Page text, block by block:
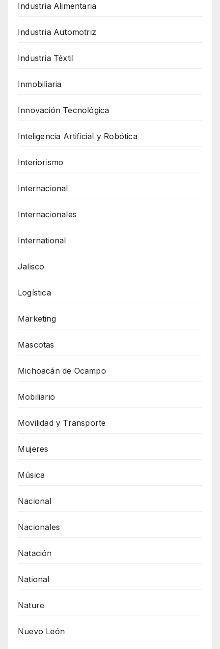
Industria Alimentaria
Industria Automotriz
Industria Téxtil
Inmobiliaria
Innovación Tecnológica
Inteligencia Artificial y Robótica
Interiorismo
Internacional
Internacionales
International
Jalisco
Logística
Marketing
Mascotas
Michoacán de Ocampo
Mobiliario
Movilidad y Transporte
Mujeres
Música
Nacional
Nacionales
Natación
National
Nature
Nuevo León